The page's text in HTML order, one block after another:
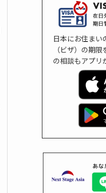
日本にお住まい
（ビザ）の期
の相談もアプリ